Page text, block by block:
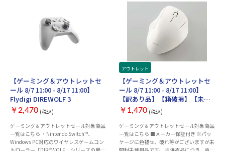
本) ストリーム数：5GHz：2ストリー
ム/2.4GHz：2ストリーム セキュリティ規
格：WPA2 WPA3 有線LAN(HUB)速度：
10/100/1000Mbps 有線LAN(HUB)ポート
数：2 WPS：○ IPv6：○ ビームフォーミ
グ：○ 電波干渉回避：○ VPNパススル
ー：○ ゲストポート：○ 引越し機能：○
幅x高さx奥行：50x215x160 mm 重量：
765 g 付属品：ルーター本体1台、専用AC
アダプター1個、LANケーブル(Cat5e、約
1m)1本、かんたんセットアップシート(初
期値)1枚、マニュアル1枚 保証期間：1年
間
ウムイオンバッテリー / 電池容量：1000
mAh 充電時間：約3時間 対応モード：X-
INPUTモード ※本製品は、D-INPUTモード
は対応しません。 機能：加速度センサー /
6軸ジャイロセンサー / 振動機能（トリガ
ー・グリップ） 対応プラットフォーム：
Nintendo Switch ™ / Android (10以上) /
iOS (13.4以上) / Windows PC (10以上)
※Swtich2の完全対応は未定です。 内容
物：本体 / USBドングル / USB TYPE-C ケー
ブル 保証期間：ご購入日より1年間
【ゲーミング＆アウトレットセ
ール 8/7 11:00 - 8/17 11:00】
Flydigi DIREWOLF 3
￥2,470 (税込)
ゲーミング＆アウトレットセール対象商品
一覧はこちら ・Nintendo Switch™、
Windows PC対応のワイヤレスゲームコン
アウトレット
【ゲーミング＆アウトレットセ
ール 8/7 11:00 - 8/17 11:00】
【訳あり品】【箱破損】【未開
封・未使用】ELECOM
Bluetooth5.0抗菌静音マウ
ス“SHELLPHA”5ボタン M-
SH20BBSKWH [ホワイト]（メー
カー保証付き）
￥1,470 (税込)
ゲーミング＆アウトレットセール対象商品
一覧はこちら ■メーカー保証付き ※パッ
ケージに色褪せ、破れ等がございますが未